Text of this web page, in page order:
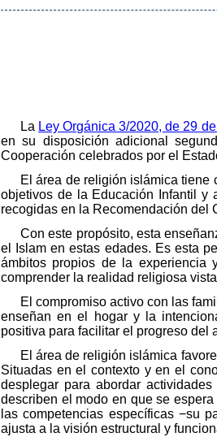
La Ley Orgánica 3/2020, de 29
en su disposición adicional
Cooperación celebrados por el
El área de religión islámica tiene
objetivos de la Educación Infantil y
recogidas en la Recomendación del
Con este propósito, esta
el Islam en estas edades. Es esta
ámbitos propios de la experiencia
comprender la realidad religiosa
El compromiso activo con las
enseñan en el hogar y la
positiva para facilitar el progreso del
El área de religión islámica
Situadas en el contexto y en el
desplegar para abordar
describen el modo en que se
las competencias específicas −su
ajusta a la visión estructural y